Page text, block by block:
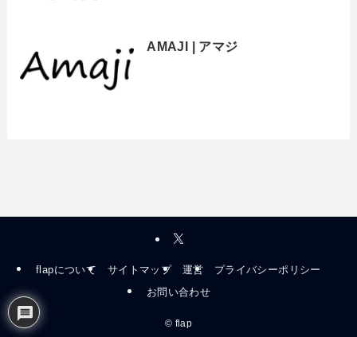
AMAJI | アマジ
flapについて サイトマップ 運営
プライバシーポリシー
お問い合わせ
© flap